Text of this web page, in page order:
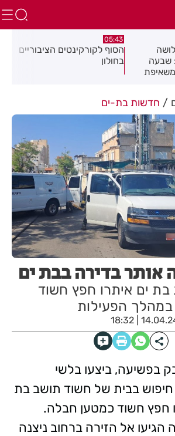
שבעה
משאיפת
05:43
הסוף לקורקינטים הציבוריים
בחולון
חדשות בת-ים
אותר בדירה בבת ים
ים איתרו חפץ חשוד
הפעילות
14.04.24 |
בפשיעה, ביצעו בלשי
בבית של חשוד תושב בת
ואיתרו חפץ חשוד כמטען חבלה.
אל הזירה ברחוב ניצנה